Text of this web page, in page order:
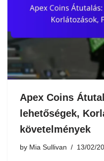
Apex Coins
lehetőségek,
követelmények
by Mia Sullivan 13/02/